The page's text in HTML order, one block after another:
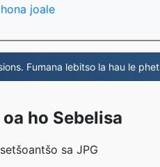
hona joale
Fumana lebitso la hau le
ho Sebelisa
sa JPG